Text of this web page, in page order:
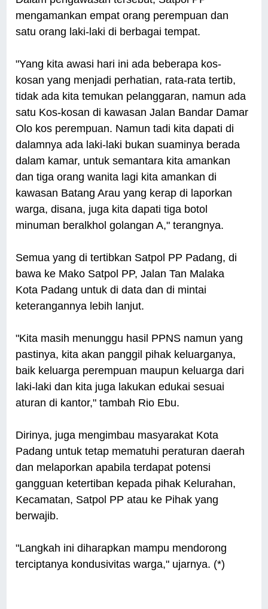
mengamankan empat orang perempuan dan
satu orang laki-laki di berbagai tempat.
"Yang kita awasi hari ini ada beberapa kos-
kosan yang menjadi perhatian, rata-rata tertib,
tidak ada kita temukan pelanggaran, namun ada
satu Kos-kosan di kawasan Jalan Bandar Damar
Olo kos perempuan. Namun tadi kita dapati di
dalamnya ada laki-laki bukan suaminya berada
dalam kamar, untuk semantara kita amankan
dan tiga orang wanita lagi kita amankan di
kawasan Batang Arau yang kerap di laporkan
warga, disana, juga kita dapati tiga botol
minuman beralkhol golangan A," terangnya.
Semua yang di tertibkan Satpol PP Padang, di
bawa ke Mako Satpol PP, Jalan Tan Malaka
Kota Padang untuk di data dan di mintai
keterangannya lebih lanjut.
"Kita masih menunggu hasil PPNS namun yang
pastinya, kita akan panggil pihak keluarganya,
baik keluarga perempuan maupun keluarga dari
laki-laki dan kita juga lakukan edukai sesuai
aturan di kantor," tambah Rio Ebu.
Dirinya, juga mengimbau masyarakat Kota
Padang untuk tetap mematuhi peraturan daerah
dan melaporkan apabila terdapat potensi
gangguan ketertiban kepada pihak Kelurahan,
Kecamatan, Satpol PP atau ke Pihak yang
berwajib.
"Langkah ini diharapkan mampu mendorong
terciptanya kondusivitas warga," ujarnya. (*)